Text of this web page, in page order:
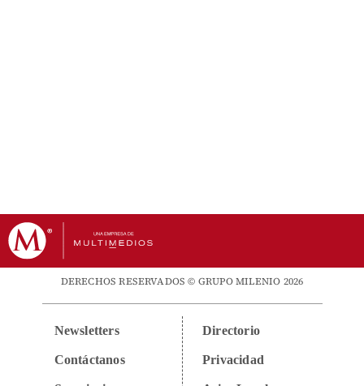
DERECHOS RESERVADOS © GRUPO MILENIO 2026
Newsletters
Contáctanos
Directorio
Privacidad